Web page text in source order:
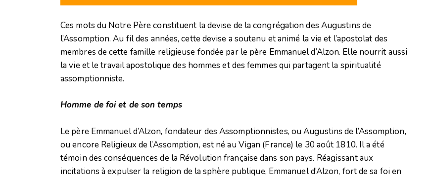
Ces mots du Notre Père constituent la devise de la congrégation des Augustins de
l’Assomption. Au fil des années, cette devise a soutenu et animé la vie et l’apostolat des
membres de cette famille religieuse fondée par le père Emmanuel d’Alzon. Elle nourrit aussi
la vie et le travail apostolique des hommes et des femmes qui partagent la spiritualité
assomptionniste.
Homme de foi et de son temps
Le père Emmanuel d’Alzon, fondateur des Assomptionnistes, ou Augustins de l’Assomption,
ou encore Religieux de l’Assomption, est né au Vigan (France) le 30 août 1810. Il a été
témoin des conséquences de la Révolution française dans son pays. Réagissant aux
incitations à expulser la religion de la sphère publique, Emmanuel d’Alzon, fort de sa foi en